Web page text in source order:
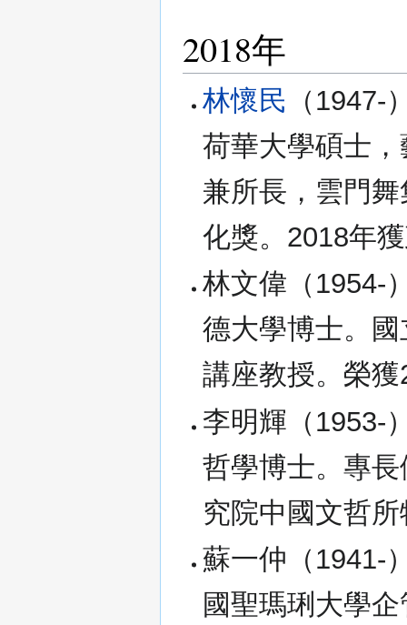
2018年
林懷民 （
荷華大學碩士
兼所長，雲門
化獎。2018年
林文偉（1954-
德大學博士。
講座教授。榮
李明輝（1953-
哲學博士。專
究院中國文哲
蘇一仲（1941-
國聖瑪琍大學